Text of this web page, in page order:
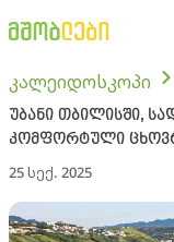
კალეიდოსკოპი
უბანი თბილისში,
კომფორტული
25 სექ. 2025